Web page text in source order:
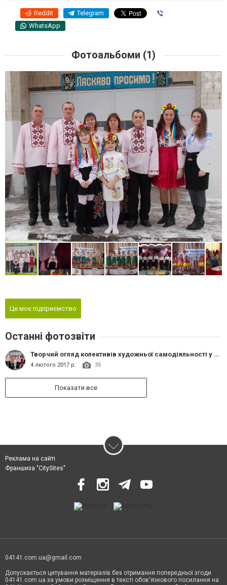
Reddit Telegram
WhatsApp
Фотоальбоми (1)
Це моє підприємство
Останні фотозвіти
Творчий огляд колективів художньої самодіяльності у Новоград-Волинському районі
4 лютого 2017 р. 35
Показати все
Реклама на сайті
Франшиза "CitySites"
04141.com.ua@gmail.com
Допускається цитування матеріалів без отримання попередньої згоди
04141.com.ua за умови розміщення в тексті обов'язкового посилання на